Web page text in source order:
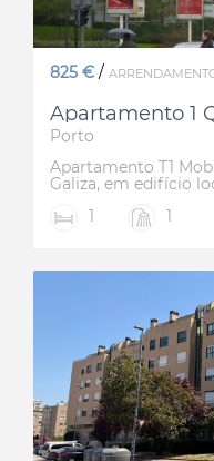
825 € /
Apartamento 1
Porto
Apartamento T1
Galiza, em edifício
Lordelo do Ouro e
oferece conforto e
Características
com iluminação,
luminosa e
equipada com
pavimento e
banho completa,
e base chuveiro e
pavimento em
ideal para descanso
fechada para
Lavandaria
comodidade; -
1 1